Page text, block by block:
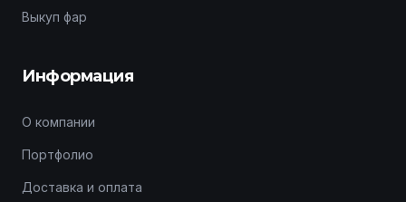
Выкуп фар
Информация
О компании
Портфолио
Доставка и оплата